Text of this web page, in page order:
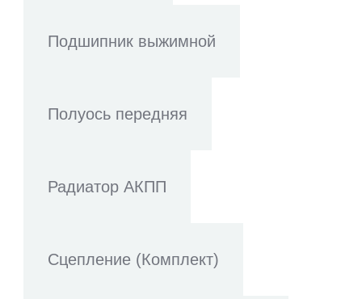
Подшипник выжимной
Полуось передняя
Радиатор АКПП
Сцепление (Комплект)